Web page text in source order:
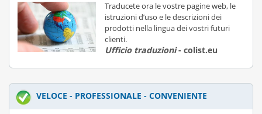
Traducete ora le vostre pagine web, le
istruzioni d’uso e le descrizioni dei
prodotti nella lingua dei vostri futuri
clienti.
Ufficio traduzioni- colist.eu
VELOCE - PROFESSIONALE - CONVENIENTE